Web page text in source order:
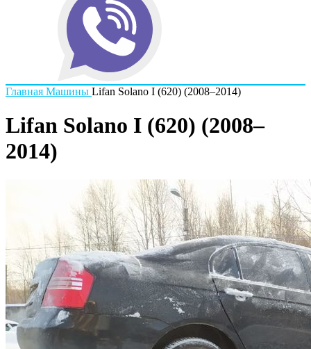
Главная Машины Lifan Solano I (620) (2008–2014)
Lifan Solano I (620) (2008–
2014)